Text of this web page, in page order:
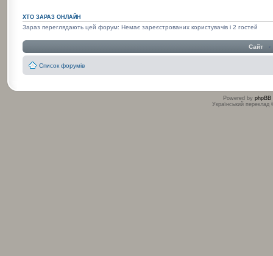
ХТО ЗАРАЗ ОНЛАЙН
Зараз переглядають цей форум: Немає зареєстрованих користувачів і 2 гостей
Сайт ‹
Список форумів
Powered by phpBB
Український